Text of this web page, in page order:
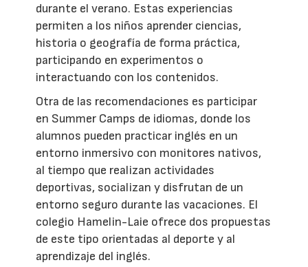
durante el verano. Estas experiencias
permiten a los niños aprender ciencias,
historia o geografía de forma práctica,
participando en experimentos o
interactuando con los contenidos.
Otra de las recomendaciones es participar
en Summer Camps de idiomas, donde los
alumnos pueden practicar inglés en un
entorno inmersivo con monitores nativos,
al tiempo que realizan actividades
deportivas, socializan y disfrutan de un
entorno seguro durante las vacaciones. El
colegio Hamelin-Laie ofrece dos propuestas
de este tipo orientadas al deporte y al
aprendizaje del inglés.